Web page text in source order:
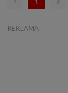
REKLAMA